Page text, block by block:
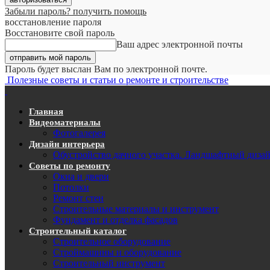
Забыли пароль? получить помощь
восстановление пароля
Восстановите свой пароль
Ваш адрес электронной почты
Пароль будет выслан Вам по электронной почте.
Полезные советы и статьи о ремонте и строительстве
Главная
Видеоматериалы
Фотогалерея
Дизайн интерьера
Обустройство дачного участка. Ландшафтный
Советы по ремонту
Окна и двери
Потолки
Ремонт стен
Строительные материалы и инструмент
Фундамент и отделка фасадов
Строительный каталог
Строительное оборудование
Строймашины и оборудование
Строительный инструмент